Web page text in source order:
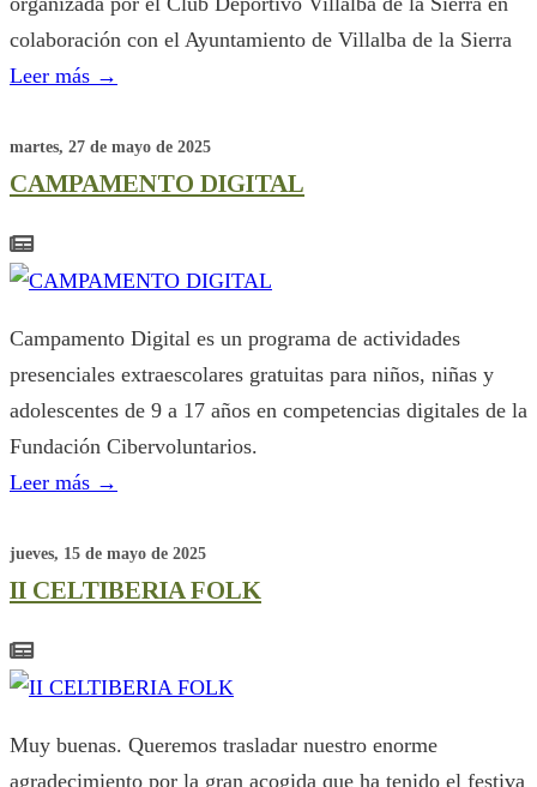
colaboración con el Ayuntamiento de Villalba de la Sierra
Leer más →
martes, 27 de mayo de 2025
CAMPAMENTO DIGITAL
Campamento Digital es un programa de actividades
presenciales extraescolares gratuitas para niños, niñas y
adolescentes de 9 a 17 años en competencias digitales de la
Fundación Cibervoluntarios.
Leer más →
jueves, 15 de mayo de 2025
II CELTIBERIA FOLK
Muy buenas. Queremos trasladar nuestro enorme
agradecimiento por la gran acogida que ha tenido el festiva